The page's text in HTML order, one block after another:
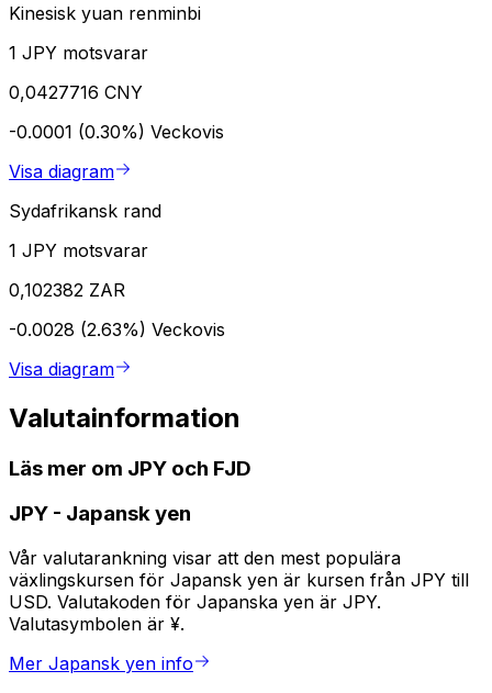
Kinesisk yuan renminbi
1 JPY motsvarar
0,0427716 CNY
-0.0001 (0.30%) Veckovis
Visa diagram
Sydafrikansk rand
1 JPY motsvarar
0,102382 ZAR
-0.0028 (2.63%) Veckovis
Visa diagram
Valutainformation
Läs mer om JPY och FJD
JPY - Japansk yen
Vår valutarankning visar att den mest populära
växlingskursen för Japansk yen är kursen från JPY till
USD. Valutakoden för Japanska yen är JPY.
Valutasymbolen är ¥.
Mer Japansk yen info